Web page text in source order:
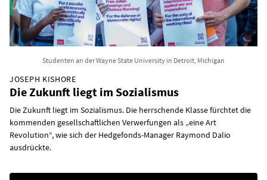
Studenten an der Wayne State University in Detroit, Michigan
JOSEPH KISHORE
Die Zukunft liegt im Sozialismus
Die Zukunft liegt im Sozialismus. Die herrschende Klasse fürchtet die
kommenden gesellschaftlichen Verwerfungen als „eine Art
Revolution“, wie sich der Hedgefonds-Manager Raymond Dalio
ausdrückte.